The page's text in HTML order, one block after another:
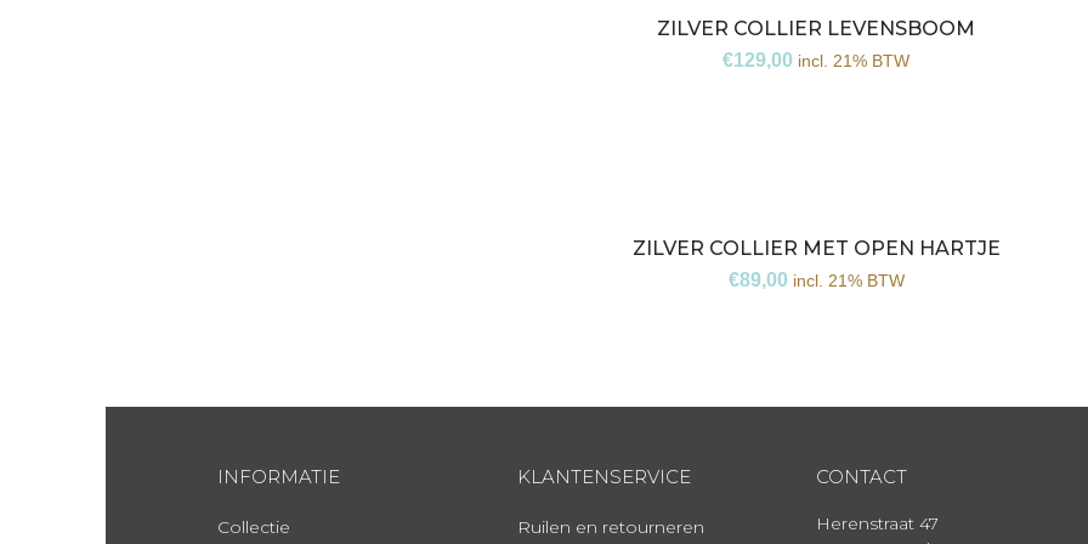
ZILVER COLLIER LEVENSBOOM
€129,00 incl. 21% BTW
ZILVER COLLIER MET OPEN HARTJE
€89,00 incl. 21% BTW
INFORMATIE
Collectie
KLANTENSERVICE
Ruilen en retourneren
CONTACT
Herenstraat 47